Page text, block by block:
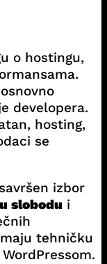
o hostingu,
developera.
hosting,
se
izbor
slobodu i
tehničku